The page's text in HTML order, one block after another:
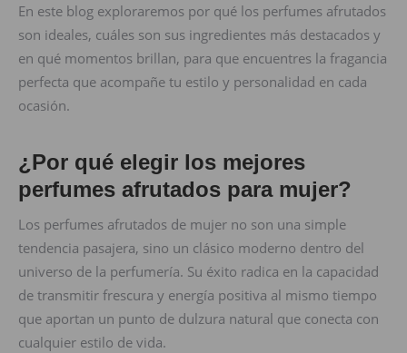
En este blog exploraremos por qué los perfumes afrutados
son ideales, cuáles son sus ingredientes más destacados y
en qué momentos brillan, para que encuentres la fragancia
perfecta que acompañe tu estilo y personalidad en cada
ocasión.
¿Por qué elegir los mejores
perfumes afrutados para mujer?
Los perfumes afrutados de mujer no son una simple
tendencia pasajera, sino un clásico moderno dentro del
universo de la perfumería. Su éxito radica en la capacidad
de transmitir frescura y energía positiva al mismo tiempo
que aportan un punto de dulzura natural que conecta con
cualquier estilo de vida.